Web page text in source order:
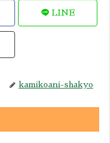
LINE
kamikoani-shakyo